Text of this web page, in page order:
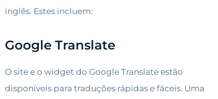
inglês. Estes incluem:
Google Translate
O site e o widget do Google Translate estão
disponíveis para traduções rápidas e fáceis. Uma